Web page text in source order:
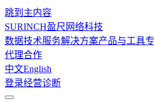
跳到主内容
SURINCH盈尺网络科技
数据技术服务解决方案产品与工具
代理合作
中文English
登录经营诊断